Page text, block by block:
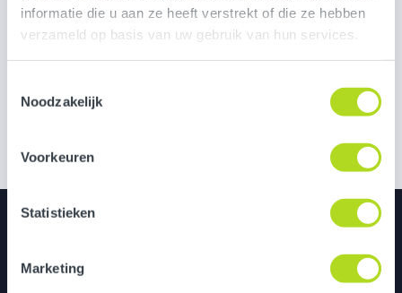
informatie die u aan ze heeft verstrekt of die ze hebben
verzameld op basis van uw gebruik van hun services.
Noodzakelijk
Voorkeuren
Statistieken
Marketing
salkok@frisseblikken.com
Salko
Utrecht
Bedrijfspand de Pionier